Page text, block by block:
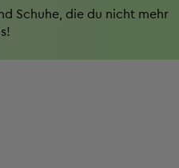
Schuhe, die du nicht mehr